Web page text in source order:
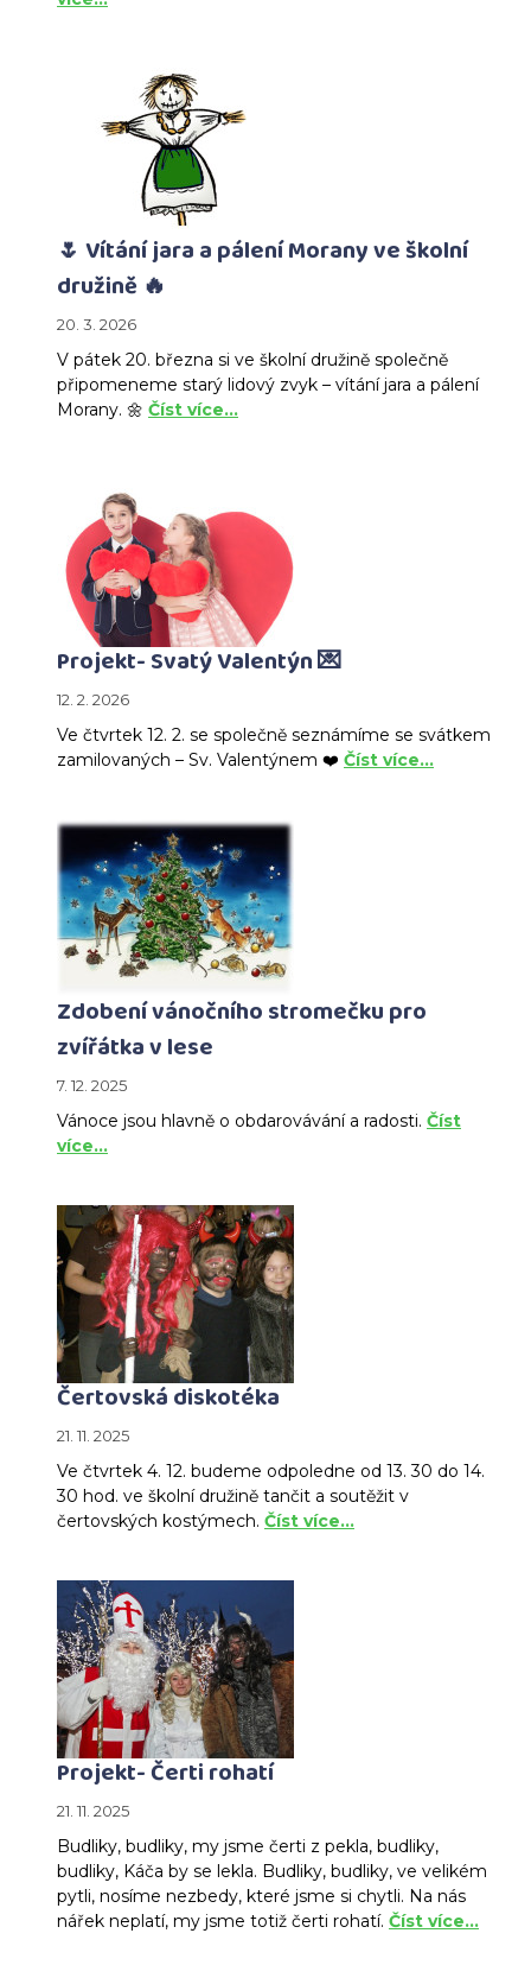
🌷 Vítání jara a pálení Morany ve školní
družině 🔥
20. 3. 2026
V pátek 20. března si ve školní družině společně
připomeneme starý lidový zvyk – vítání jara a pálení
Morany. 🌼 Číst více…
Projekt- Svatý Valentýn 💌
12. 2. 2026
Ve čtvrtek 12. 2. se společně seznámíme se svátkem
zamilovaných – Sv. Valentýnem ❤️ Číst více…
Zdobení vánočního stromečku pro
zvířátka v lese
7. 12. 2025
Vánoce jsou hlavně o obdarovávání a radosti. Číst
více…
Čertovská diskotéka
21. 11. 2025
Ve čtvrtek 4. 12. budeme odpoledne od 13. 30 do 14.
30 hod. ve školní družině tančit a soutěžit v
čertovských kostýmech. Číst více…
Projekt- Čerti rohatí
21. 11. 2025
Budliky, budliky, my jsme čerti z pekla, budliky,
budliky, Káča by se lekla. Budliky, budliky, ve velikém
pytli, nosíme nezbedy, které jsme si chytli. Na nás
nářek neplatí, my jsme totiž čerti rohatí. Číst více…